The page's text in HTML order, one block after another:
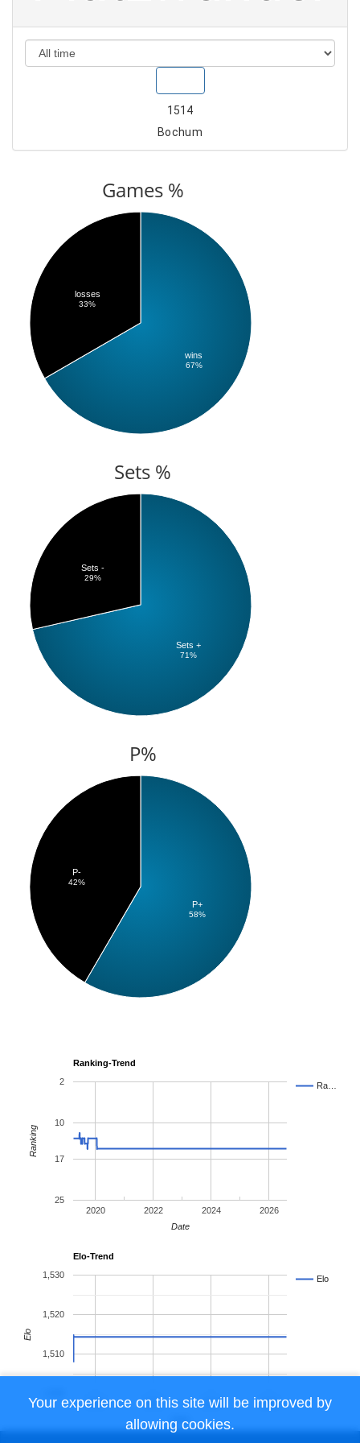
Your experience on this site will be improved by
allowing cookies.
1514
Bochum
Games %
wins
67%
losses
33%
Sets %
Sets +
71%
Sets -
29%
P%
P+
58%
P-
42%
Ranking-Trend
Ra…
2020 2022 2024 2026
2
10
17
25
Date
Ranking
Elo-Trend
Elo
2020 2022 2024 2026
1,510
1,520
1,530
Date
Elo